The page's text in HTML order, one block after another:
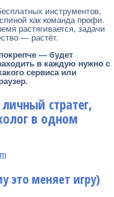
инструментов,
как команда профи.
растягивается, задачи
— растёт.
— будет
в каждую нужно с
сервиса или
стратег,
в одном
это меняет игру)